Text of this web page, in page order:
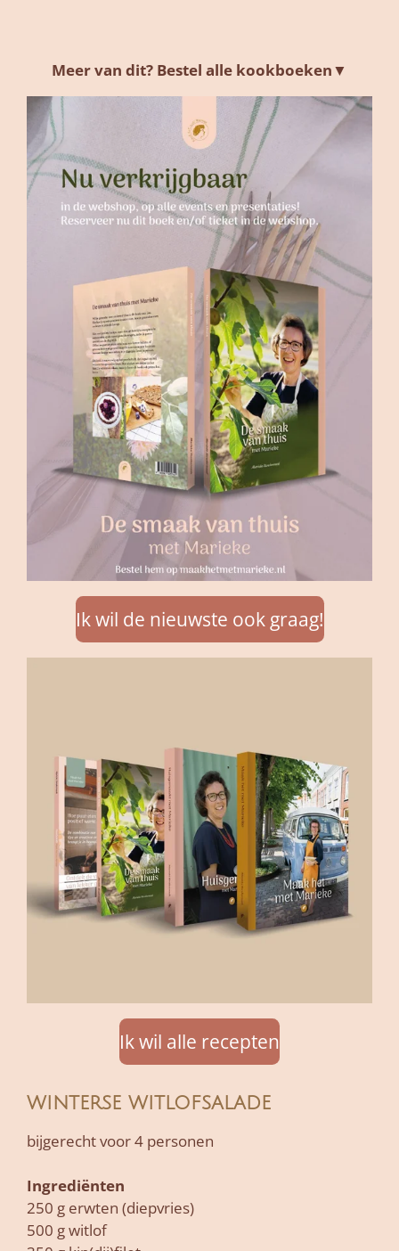
Meer van dit? Bestel alle kookboeken▼
Ik wil de nieuwste ook graag!
Ik wil alle recepten
winterse witlofsalade
bijgerecht voor 4 personen
Ingrediënten
250 g erwten (diepvries)
500 g witlof